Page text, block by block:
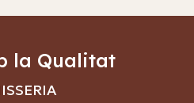
la Qualitat